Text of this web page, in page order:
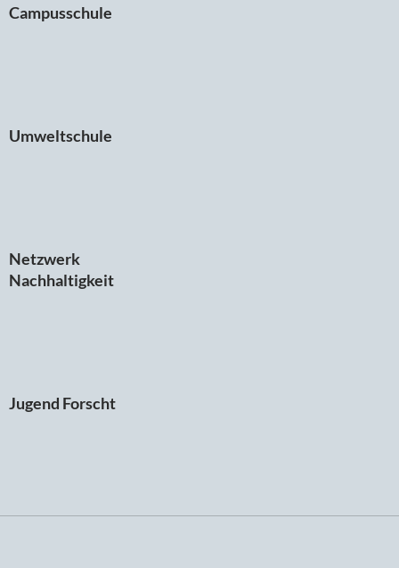
Campusschule
Umweltschule
Netzwerk
Nachhaltigkeit
Jugend Forscht